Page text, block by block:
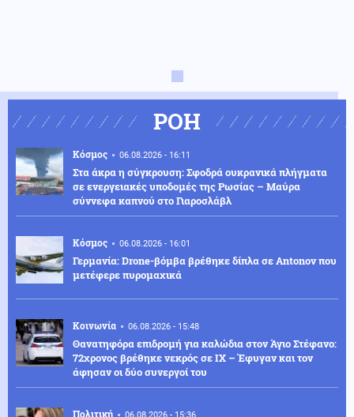
ΡΟΗ
Κόσμος 06.08.2026 - 16:11
Στα άκρα η σύγκρουση: Σφοδρά ουκρανικά πλήγματα
σε ενεργειακές υποδομές της Ρωσίας – Μαύρα
σύννεφα καπνού στο Γιαροσλάβλ
Κόσμος 06.08.2026 - 16:01
Γερμανία: Drone-βόμβα βρέθηκε δίπλα σε Antonov που
μετέφερε πυρομαχικά
Κοινωνία 06.08.2026 - 15:48
Θανατηφόρα επιδρομή για καλώδια στον Άγιο Στέφανο:
72χρονος βρέθηκε νεκρός σε ΙΧ – Έφυγαν και τον
άφησαν οι δύο συνεργοί του
Πολιτική 06.08.2026 - 15:36